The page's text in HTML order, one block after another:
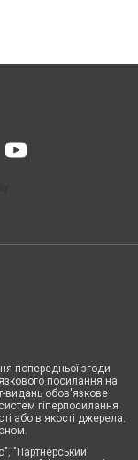
попередньої згоди
посилання на
видань обов'язкове
гіперпосилання
або в якості джерела.
"Партнерський